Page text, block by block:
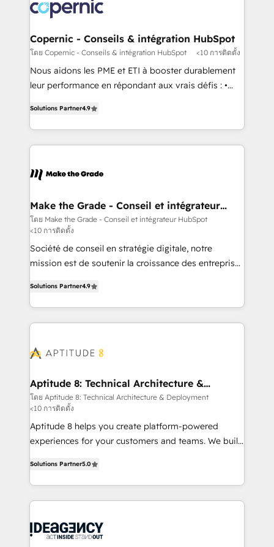
switching to it, or reviving a stale portal? We are
implement your CRM. We engineer revenue
outcomes for the GTM owner on HubSpot. We Build
Different Because We're Built Different: - Secure:
Soc2 compliant 🛡️ - Onboarding: Implementations
starting from $1,5k - Clay: Elite Studio Solutions
Partner 🤝 - Global: 75+ RPers across five continents
Elite HubSpot Partner 🪴 - CRM: More Sales Hub
implementations than any other Partner 💻 -
agency for a GTM engineer’s job. The choice is
Copernic - Conseils & intégration HubSpot
โดย Copernic - Conseils & intégration HubSpot <10 การติดตั้ง
Nous aidons les PME et ETI à booster durablement
leur performance en répondant aux vrais défis : •
téléphonie, etc.) • Alignement des équipes grâce à un
outil et des données partagées • Amélioration de la
collecte et de l’analyse des données pour des
de la productivité des équipes Notre équipe de 30
avec un engagement total, alignant processus
métiers et technologie, et guidant vos équipes à
travers le changement, tout en centrant vos objectifs
d’entreprise. Grâce à une méthodologie éprouvée
auprès de plus de 400 clients, nous comprenons
HubSpot dans votre organisation. Pour toute
question technique ou besoin de structuration de
votre projet HubSpot, contactez notre équipe pour
Solutions Partner4.9
Make the Grade - Conseil et intégrateur
HubSpot
โดย Make the Grade - Conseil et intégrateur HubSpot
<10 การติดตั้ง
Société de conseil en stratégie digitale, notre
mission est de soutenir la croissance des entreprises
l'intégration CRM et le développement des revenus
auprès de vos comptes existants. En France et à
l'international, nous travaillons avec des ETI
delà d’une simple transformation digitale et des
➤ L’intégration de CRM et de méthodologie RevOps
pour aligner les équipes marketing, commerciales et
support client (data migration, synchronisation API,
audit et maintenance) ➤ La création de sites internet
de conversion qui transforment les visiteurs en
stratégies d'acquisition marketing (SEO, SEA,
inbound, automatisation marketing, ABM, IA,
emailing) Informations clés : - 10 ans d'expérience -
experts conseil - 150 certifications HubSpot
Solutions Partner4.9
Aptitude 8: Technical Architecture &
Deployment
โดย Aptitude 8: Technical Architecture & Deployment
<10 การติดตั้ง
Aptitude 8 helps you create platform-powered
experiences for your customers and teams. We build
across your entire tech stack. Aptitude 8 is trusted
by top brands such as Lenovo, Bluetooth,
International Sports Sciences Association, SXSW,
Randstad, Uber Freight, and HubSpot itself. We have
Solutions Partner5.0